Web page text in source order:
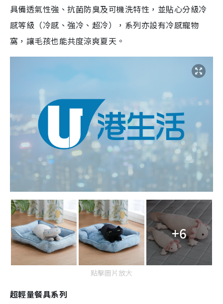
具備透氣性強、抗菌防臭及可機洗特性，並貼心分級冷
感等級（冷感、強冷、超冷），系列亦設有冷感寵物
窩，讓毛孩也能共度涼爽夏天。
+6
點擊圖片放大
超輕量餐具系列